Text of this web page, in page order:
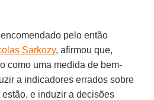
pelo então
Sarkozy, afirmou que,
como uma medida de bem-
a indicadores errados sobre
e induzir a decisões